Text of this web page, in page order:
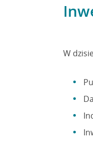
W